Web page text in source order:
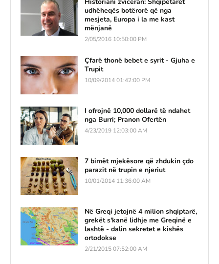
udhëheqës botërorë që nga
mesjeta, Europa i la me kast
mënjanë
2/05/2016 10:50:00 PM
Çfarë thonë bebet e syrit - Gjuha e
Trupit
10/09/2014 01:42:00 PM
I ofrojnë 10,000 dollarë të ndahet
nga Burri; Pranon Ofertën
4/23/2019 12:03:00 AM
7 bimët mjekësore që zhdukin çdo
parazit në trupin e njeriut
10/01/2014 11:36:00 AM
Në Greqi jetojnë 4 milion shqiptarë,
grekët s'kanë lidhje me Greqinë e
lashtë - dalin sekretet e kishës
ortodokse
2/21/2015 07:52:00 AM